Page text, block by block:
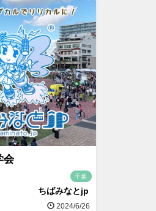
会
千葉
ちばみなとjp
2024/6/26